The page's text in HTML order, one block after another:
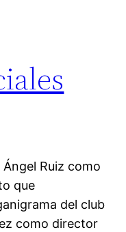
Ruiz como
que
del club
como director